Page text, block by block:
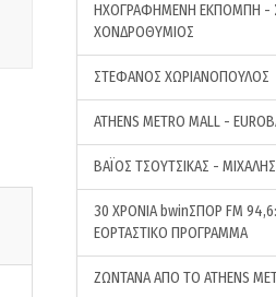
ΗΧΟΓΡΑΦΗΜΕΝΗ ΕΚΠΟΜΠΗ -
ΧΟΝΔΡΟΘΥΜΙΟΣ
ΣΤΕΦΑΝΟΣ ΧΩΡΙΑΝΟΠΟΥΛΟΣ
ATHENS METRO MALL -
ΒΑΪΟΣ ΤΣΟΥΤΣΙΚΑΣ -
30 ΧΡΟΝΙΑ bwinΣΠΟΡ FM
ΕΟΡΤΑΣΤΙΚΟ ΠΡΟΓΡΑΜΜΑ
ΖΩΝΤΑΝΑ ΑΠΟ ΤΟ ATHENS